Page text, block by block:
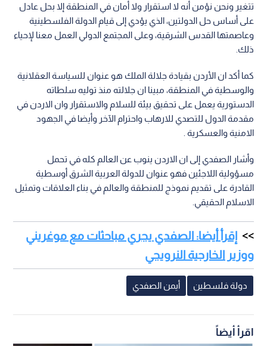
تتغير ونحن نؤمن أنه لا استقرار ولا أمان في المنطقة إلا بحل عادل
على أساس حل الدولتين، الذي يؤدي إلى قيام الدولة الفلسطينية
وعاصمتها القدس الشرقية، وعلى المجتمع الدولي العمل معنا لإحياء
ذلك.
كما أكد ان الأردن بقيادة جلالة الملك هو عنوان للسياسة العقلانية
والوسطية في المنطقة، مبينا ان جلالته منذ توليه سلطاته
الدستورية يعمل على تحقيق بيئة للسلام والاستقرار وان الاردن في
مقدمة الدول للتصدي للارهاب واحترام الآخر وأيضا في الجهود
الامنية والعسكرية .
وأشار الصفدي إلى ان الاردن ينوب عن العالم كله في تحمل
مسؤولية اللاجئين فهو عنوان للدولة العربية الشرق أوسطية
القادرة على تقديم نموذج للمنطقة والعالم في بناء العلاقات وتمثيل
الاسلام الحقيقي.
إقرأ أيضا: الصفدي يجري مباحثات مع موغريني
ووزير الخارجية النرويجي
دولة فلسطين أيمن الصفدي
اقرأ أيضاً